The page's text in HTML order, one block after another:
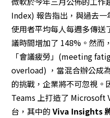
Index) 報告指出，與過去
使用者平均每人每週多傳送
議時間增加了 148%。然而
「會議疲勞」(meeting
overload) ，當混合辦公成
的挑戰，企業將不可忽視
Teams 上打造了 Microsoft
台 ，其中的 Viva Insights